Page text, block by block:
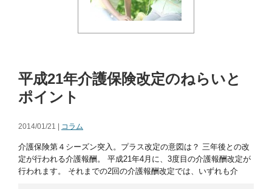
平成21年介護保険改定のねらいと
ポイント
2014/01/21 | コラム
介護保険第４シーズン突入。プラス改定の意図は？ 三年後との改
定が行われる介護報酬。 平成21年4月に、3度目の介護報酬改定が
行われます。 それまでの2回の介護報酬改定では、いずれも介